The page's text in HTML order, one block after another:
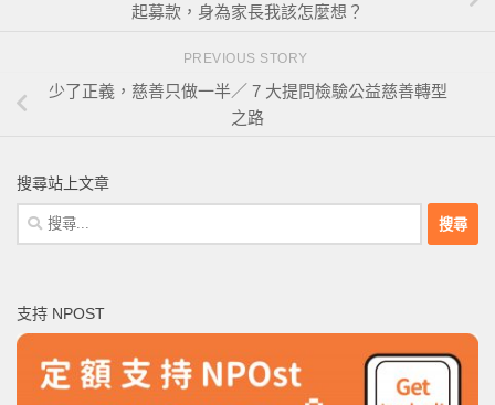
起募款，身為家長我該怎麼想？
PREVIOUS STORY
少了正義，慈善只做一半／ 7 大提問檢驗公益慈善轉型
之路
搜尋站上文章
搜
尋
字:
支持 NPOST